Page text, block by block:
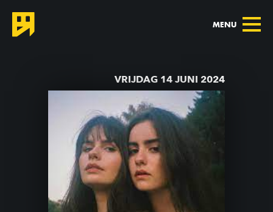
MENU
VRIJDAG 14 JUNI 2024